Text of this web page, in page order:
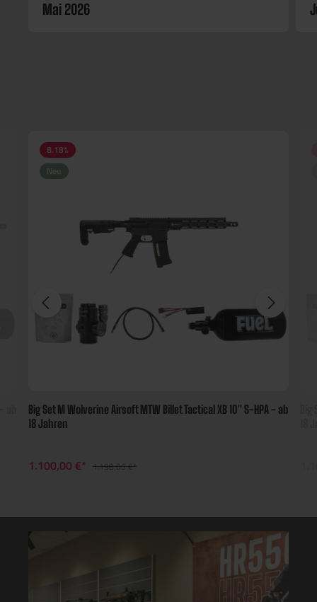
Mai 2026
10" S-HPA - ab
Big Set M Wolverine Airsoft MTW Billet Tactical XB 7" S-
1.100,00 €*